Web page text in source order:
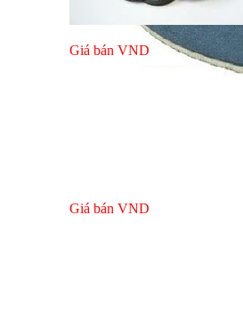
Bulong
Giá bán VND
Giá bán VND